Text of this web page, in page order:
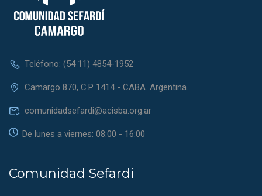
Teléfono: (54 11) 4854-1952
Camargo 870, C.P 1414 - CABA. Argentina.
comunidadsefardi@acisba.org.ar
De lunes a viernes: 08:00 - 16:00
Comunidad Sefardi